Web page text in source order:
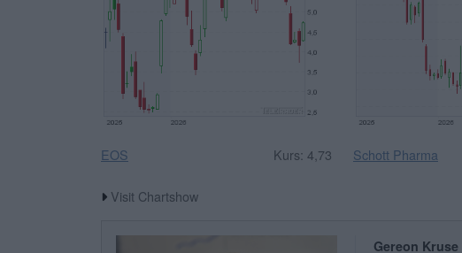
EOS Kurs: 4,73 Schott Pharma
Visit Chartshow
Gereon Kruse